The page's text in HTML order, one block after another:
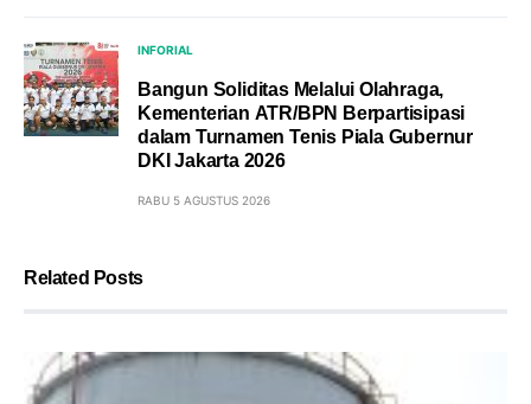
INFORIAL
Bangun Soliditas Melalui Olahraga,
Kementerian ATR/BPN Berpartisipasi
dalam Turnamen Tenis Piala Gubernur
DKI Jakarta 2026
RABU 5 AGUSTUS 2026
Related Posts